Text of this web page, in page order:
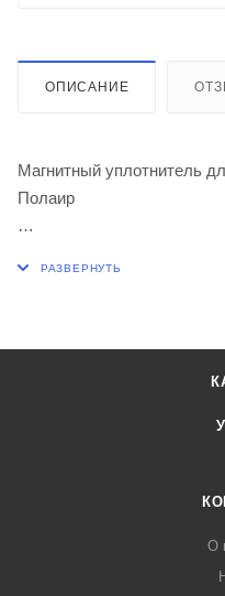
ОПИСАНИЕ
Магнитный уплотнитель
Полаир
О